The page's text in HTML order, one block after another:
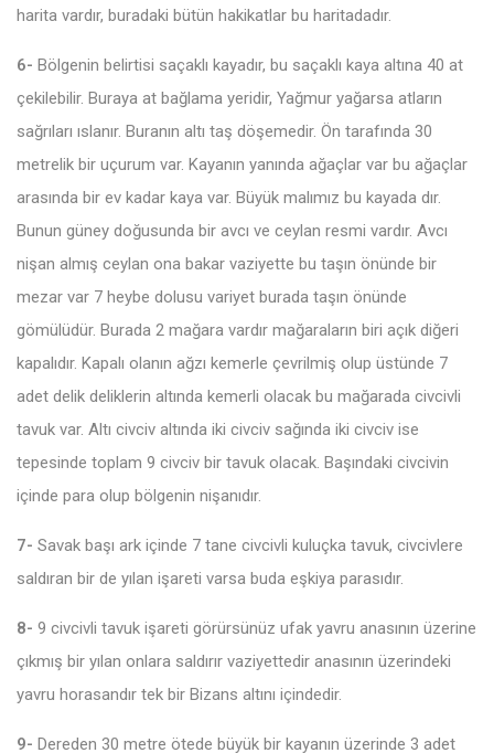
harita vardır, buradaki bütün hakikatlar bu haritadadır.
6- Bölgenin belirtisi saçaklı kayadır, bu saçaklı kaya altına 40 at
çekilebilir. Buraya at bağlama yeridir, Yağmur yağarsa atların
sağrıları ıslanır. Buranın altı taş döşemedir. Ön tarafında 30
metrelik bir uçurum var. Kayanın yanında ağaçlar var bu ağaçlar
arasında bir ev kadar kaya var. Büyük malımız bu kayada dır.
Bunun güney doğusunda bir avcı ve ceylan resmi vardır. Avcı
nişan almış ceylan ona bakar vaziyette bu taşın önünde bir
mezar var 7 heybe dolusu variyet burada taşın önünde
gömülüdür. Burada 2 mağara vardır mağaraların biri açık diğeri
kapalıdır. Kapalı olanın ağzı kemerle çevrilmiş olup üstünde 7
adet delik deliklerin altında kemerli olacak bu mağarada civcivli
tavuk var. Altı civciv altında iki civciv sağında iki civciv ise
tepesinde toplam 9 civciv bir tavuk olacak. Başındaki civcivin
içinde para olup bölgenin nişanıdır.
7- Savak başı ark içinde 7 tane civcivli kuluçka tavuk, civcivlere
saldıran bir de yılan işareti varsa buda eşkiya parasıdır.
8- 9 civcivli tavuk işareti görürsünüz ufak yavru anasının üzerine
çıkmış bir yılan onlara saldırır vaziyettedir anasının üzerindeki
yavru horasandır tek bir Bizans altını içindedir.
9- Dereden 30 metre ötede büyük bir kayanın üzerinde 3 adet